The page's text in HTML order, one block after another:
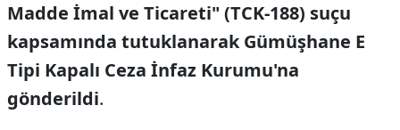
Madde İmal ve Ticareti" (TCK-188) suçu
kapsamında tutuklanarak Gümüşhane E
Tipi Kapalı Ceza İnfaz Kurumu'na
gönderildi.